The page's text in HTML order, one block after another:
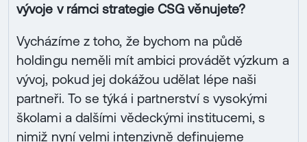
vývoje v rámci strategie CSG věnujete?
Vycházíme z toho, že bychom na půdě
holdingu neměli mít ambici provádět výzkum a
vývoj, pokud jej dokážou udělat lépe naši
partneři. To se týká i partnerství s vysokými
školami a dalšími vědeckými institucemi, s
nimiž nyní velmi intenzivně definujeme